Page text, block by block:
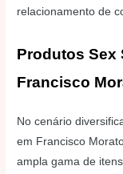
relacionamento de
Produtos Sex
Francisco
No cenário
em Francisco
ampla gama de